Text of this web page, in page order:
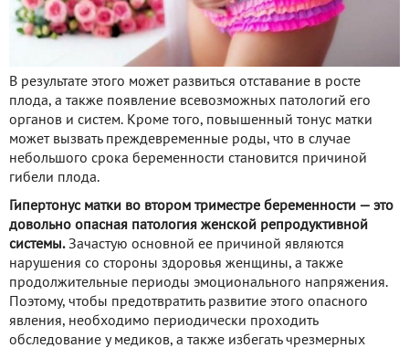
В результате этого может развиться отставание в росте
плода, а также появление всевозможных патологий его
органов и систем. Кроме того, повышенный тонус матки
может вызвать преждевременные роды, что в случае
небольшого срока беременности становится причиной
гибели плода.
Гипертонус матки во втором триместре беременности — это
довольно опасная патология женской репродуктивной
системы. Зачастую основной ее причиной являются
нарушения со стороны здоровья женщины, а также
продолжительные периоды эмоционального напряжения.
Поэтому, чтобы предотвратить развитие этого опасного
явления, необходимо периодически проходить
обследование у медиков, а также избегать чрезмерных